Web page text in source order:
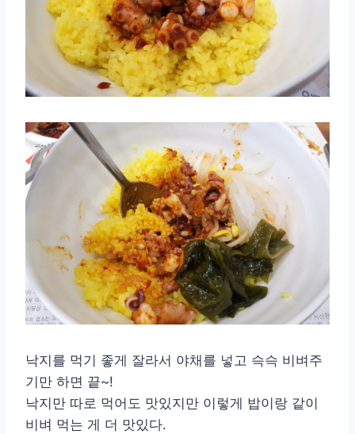
낙지를 먹기 좋게 잘라서 야채를 넣고 슥슥 비벼주
기만 하면 끝~!
낙지만 따로 먹어도 맛있지만 이렇게 밥이랑 같이
비벼 먹는 게 더 맛있다.